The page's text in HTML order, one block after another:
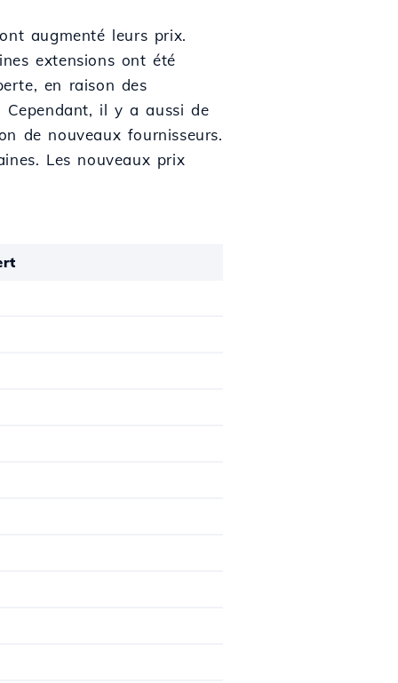
augmenté leurs prix.
extensions ont été
en raison des
il y a aussi de
de nouveaux fournisseurs.
Les nouveaux prix